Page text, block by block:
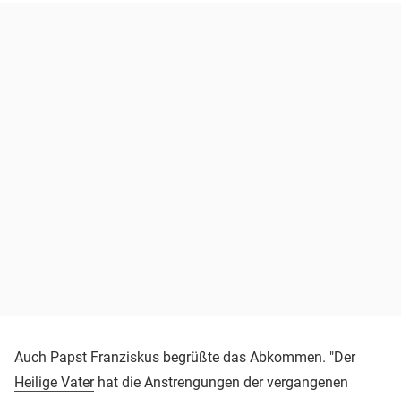
Auch Papst Franziskus begrüßte das Abkommen. "Der
Heilige Vaterhat die Anstrengungen der vergangenen